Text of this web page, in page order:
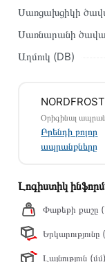
Տվյալ ապրանքը
կատարվում է 14
Սառցախցիկի
Սառնարանի
Աղմուկ (DB)
NORDFROST
Օրիգինալ
Բրենդի բոլոր
ապրանքները
Լոգիստիկ
Փաթեթի քաշը
Երկարությունը
Լայնություն